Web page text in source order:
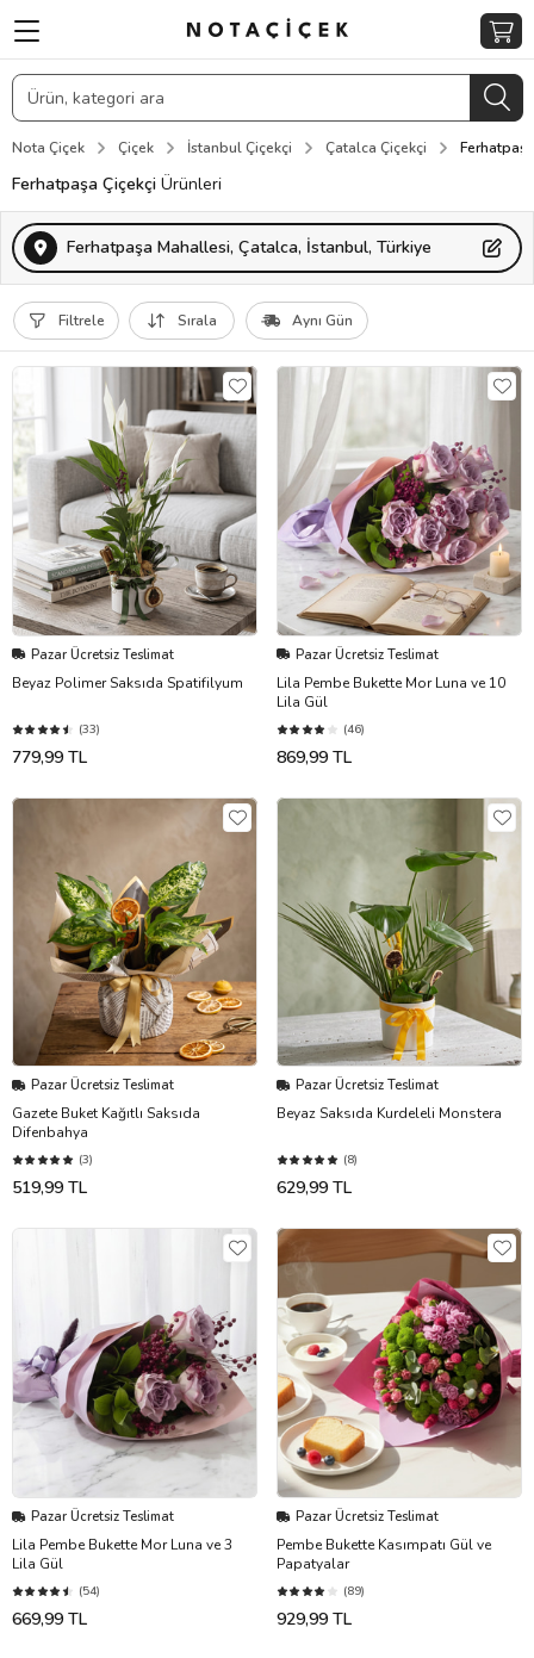
Nota Çiçek Çiçek İstanbul Çiçekçi Çatalca Çiçekçi
Ferhatpaşa Çiçekçi Ürünleri
Ferhatpaşa Mahallesi, Çatalca, İstanbul, Türkiye
Filtrele Sırala Aynı Gün
Pazar Ücretsiz Teslimat
Beyaz Polimer Saksıda Spatifilyum
(33)
779,99 TL
Pazar Ücretsiz Teslimat
Lila Pembe Bukette Mor Luna ve 10
Lila Gül
(46)
869,99 TL
Pazar Ücretsiz Teslimat
Gazete Buket Kağıtlı Saksıda
Difenbahya
(3)
519,99 TL
Pazar Ücretsiz Teslimat
Beyaz Saksıda Kurdeleli Monstera
(8)
629,99 TL
Pazar Ücretsiz Teslimat
Lila Pembe Bukette Mor Luna ve 3
Lila Gül
(54)
669,99 TL
Pazar Ücretsiz Teslimat
Pembe Bukette Kasımpatı Gül ve
Papatyalar
(89)
929,99 TL